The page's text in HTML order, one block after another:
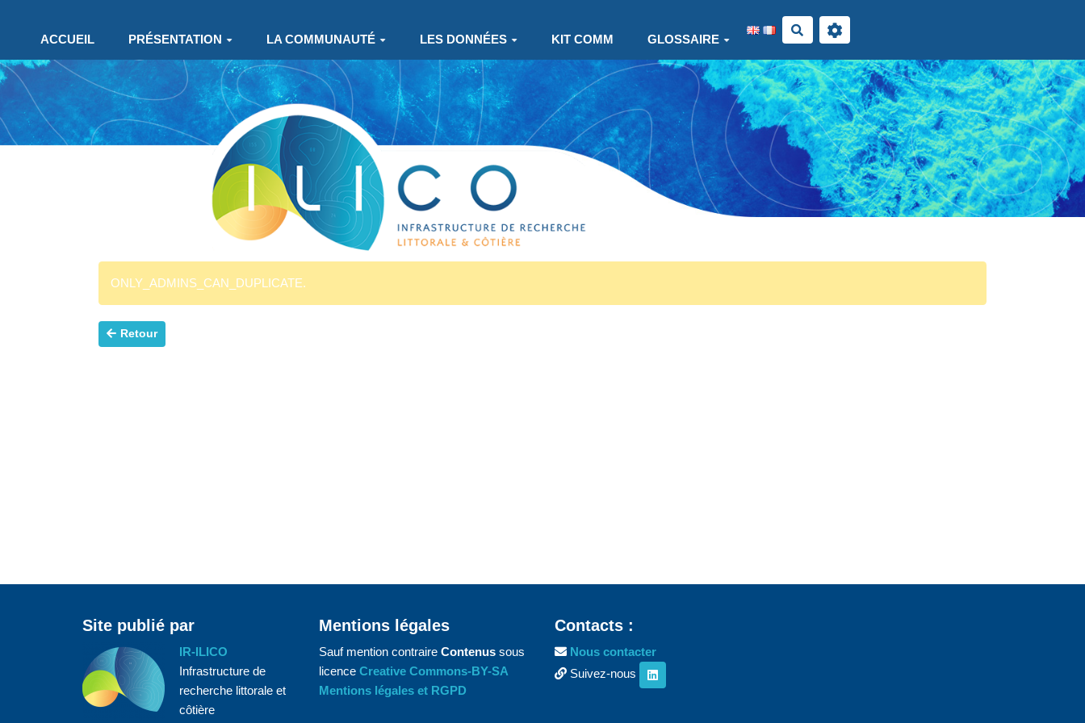
ACCUEIL
PRÉSENTATION LA COMMUNAUTÉ LES DONNÉES KIT COMM GLOSSAIRE
Rechercher
ONLY_ADMINS_CAN_DUPLICATE.
Retour
Site publié par
IR-ILICO
Infrastructure de
recherche littorale et
côtière
Mentions légales
Sauf mention contraire Contenussous
licence Creative Commons-BY-SA
Mentions légales et RGPD
Contacts :
Nous contacter
Suivez-nous